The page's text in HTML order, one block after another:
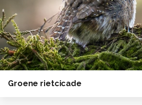
Groene rietcicade